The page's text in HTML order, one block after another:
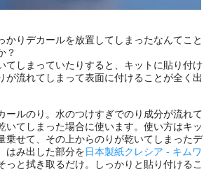
かりデカールを放置してしまったなんてこと
？
てしまっていたりすると、キットに貼り付け
が流れてしまって表面に付けることが全く出
ールのり。水のつけすぎでのり成分が流れて
いてしまった場合に使います。使い方はキッ
乗せて、その上からのりが乾いてしまったデ
はみ出した部分を日本製紙クレシア - キムワ
っと拭き取るだけ。しっかりと貼り付けるこ